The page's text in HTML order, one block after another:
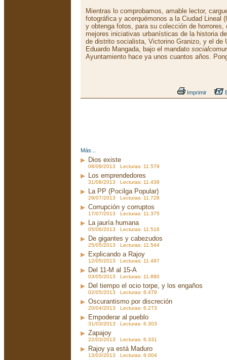
Mientras lo comprobamos, amable lector,
fotográfica y acerquémonos a la Ciudad Lineal
y obtenga fotos, para su colección de horrores,
mejores iniciativas urbanísticas de la historia
de distrito socialista, Victorino Granizo, y el de
Eduardo Mangada, bajo el mandato
Ayuntamiento hace ya unos cuantos años.
Imprimir
Más...
Dios existe
08/09/2013 Lecturas: 11.579
Los emprendedores
31/08/2013 Lecturas: 11.439
La PP (Pocilga Popular)
29/07/2013 Lecturas: 11.728
Corrupción y corruptos
17/07/2013 Lecturas: 11.375
La jauría humana
05/06/2013 Lecturas: 11.516
De gigantes y cabezudos
25/05/2013 Lecturas: 11.544
Explicando a Rajoy
12/05/2013 Lecturas: 11.497
Del 11-M al 15-A
03/05/2013 Lecturas: 11.890
Del tiempo el ocio torpe, y los engaños
02/05/2013 Lecturas: 6.479
Oscurantismo por discreción
20/04/2013 Lecturas: 6.273
Empoderar al pueblo
31/03/2013 Lecturas: 6.303
Zapajoy
22/03/2013 Lecturas: 6.331
Rajoy ya está Maduro
13/03/2013 Lecturas: 6.004